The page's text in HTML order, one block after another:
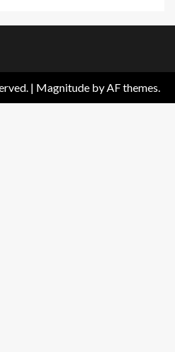
| Magnitudeby AF themes.